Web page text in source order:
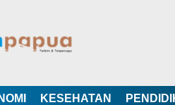
KESEHATAN